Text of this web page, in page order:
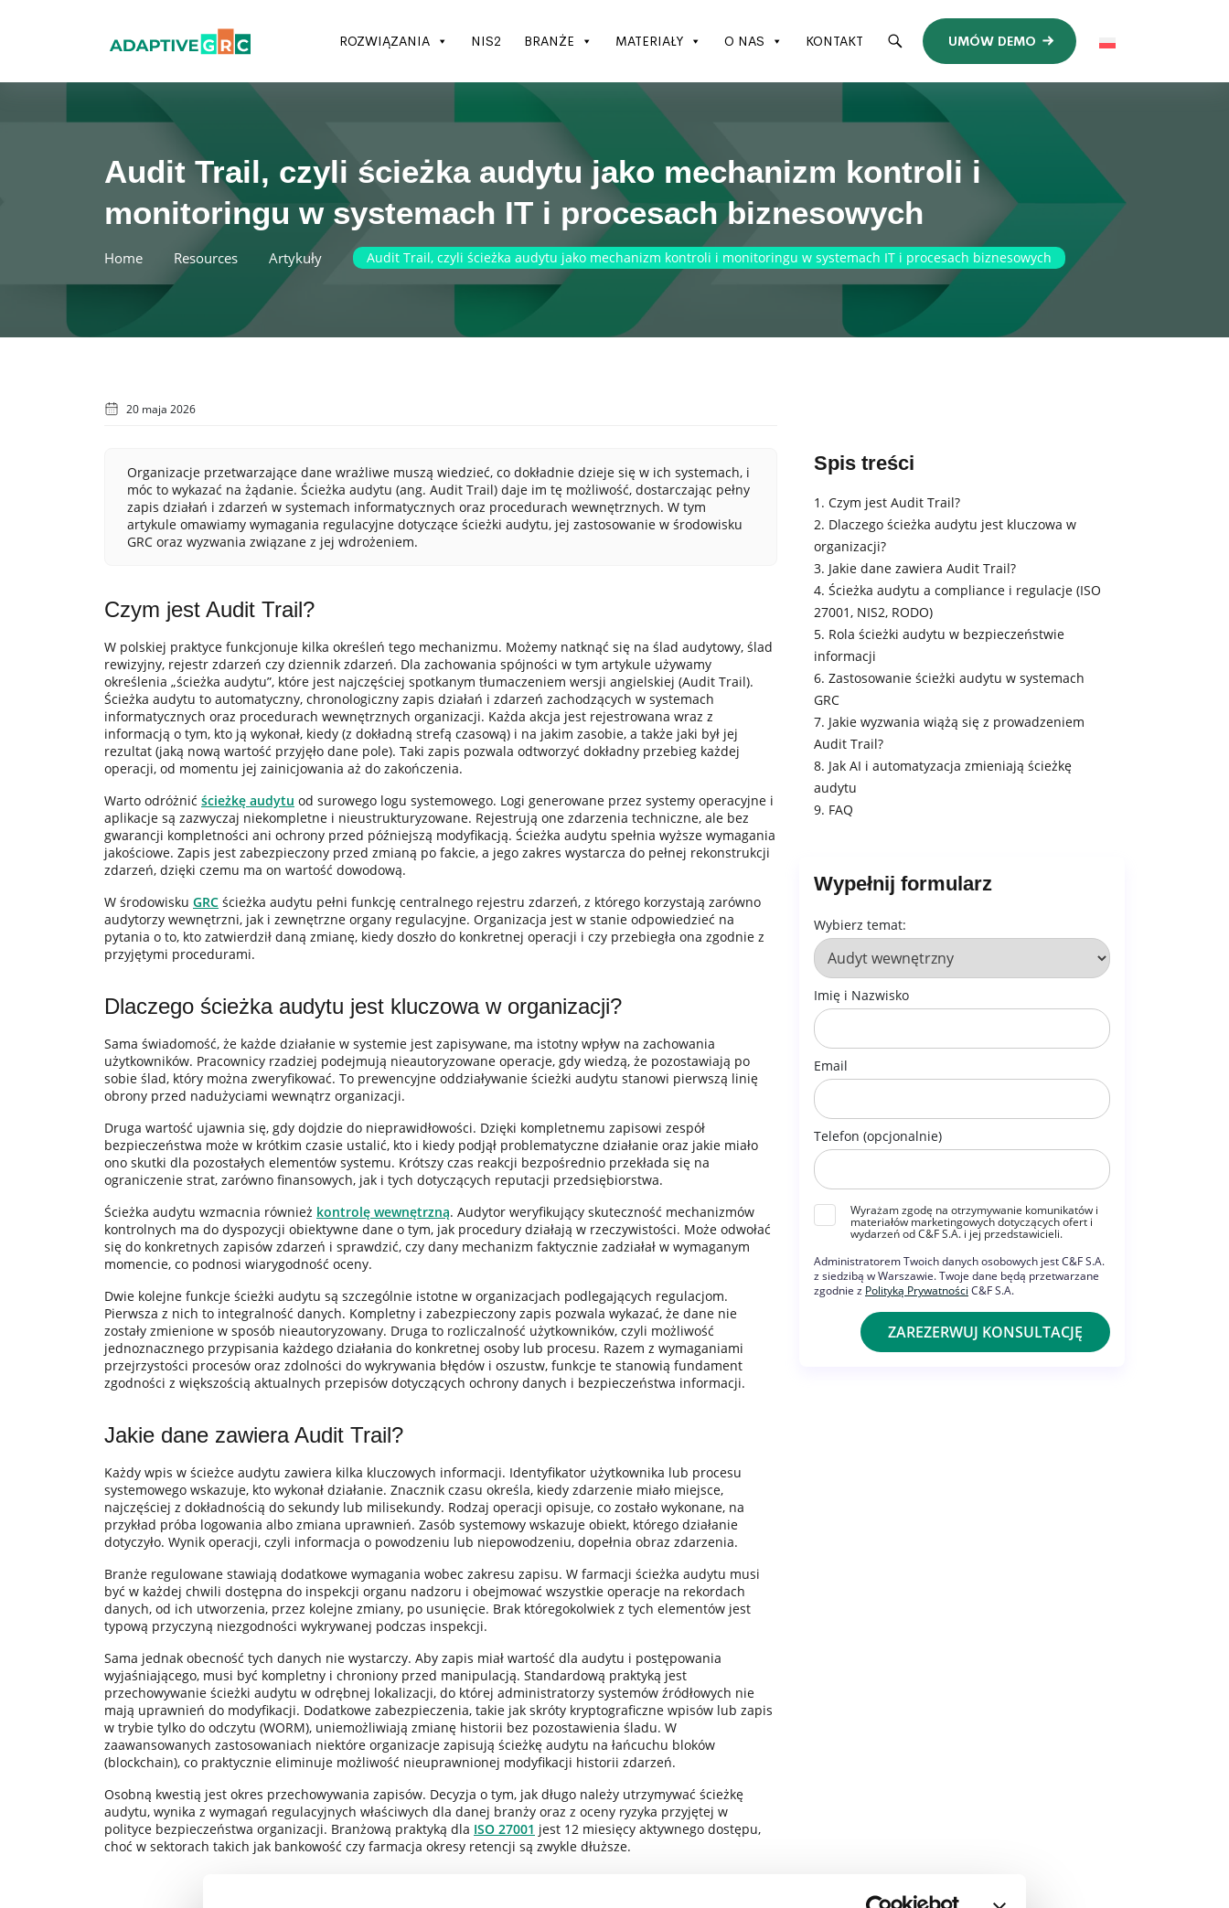
ROZWIĄZANIA NIS2 BRANŻE MATERIAŁY O NAS KONTAKT UMÓW DEMO
Audit Trail, czyli ścieżka audytu jako mechanizm kontroli i
monitoringu w systemach IT i procesach biznesowych
Home Resources Artykuły Audit Trail, czyli ścieżka audytu jako mechanizm kontroli i monitoringu w systemach IT i procesach biznesowych
20 maja 2026
Organizacje przetwarzające dane wrażliwe muszą wiedzieć, co dokładnie dzieje się w ich systemach, i
móc to wykazać na żądanie. Ścieżka audytu (ang. Audit Trail) daje im tę możliwość, dostarczając pełny
zapis działań i zdarzeń w systemach informatycznych oraz procedurach wewnętrznych. W tym
artykule omawiamy wymagania regulacyjne dotyczące ścieżki audytu, jej zastosowanie w środowisku
GRC oraz wyzwania związane z jej wdrożeniem.
Czym jest Audit Trail?
W polskiej praktyce funkcjonuje kilka określeń tego mechanizmu. Możemy natknąć się na ślad audytowy, ślad
rewizyjny, rejestr zdarzeń czy dziennik zdarzeń. Dla zachowania spójności w tym artykule używamy
określenia „ścieżka audytu”, które jest najczęściej spotkanym tłumaczeniem wersji angielskiej (Audit Trail).
Ścieżka audytu to automatyczny, chronologiczny zapis działań i zdarzeń zachodzących w systemach
informatycznych oraz procedurach wewnętrznych organizacji. Każda akcja jest rejestrowana wraz z
informacją o tym, kto ją wykonał, kiedy (z dokładną strefą czasową) i na jakim zasobie, a także jaki był jej
rezultat (jaką nową wartość przyjęło dane pole). Taki zapis pozwala odtworzyć dokładny przebieg każdej
operacji, od momentu jej zainicjowania aż do zakończenia.
Warto odróżnić ścieżkę audytu od surowego logu systemowego. Logi generowane przez systemy operacyjne i
aplikacje są zazwyczaj niekompletne i nieustrukturyzowane. Rejestrują one zdarzenia techniczne, ale bez
gwarancji kompletności ani ochrony przed późniejszą modyfikacją. Ścieżka audytu spełnia wyższe wymagania
jakościowe. Zapis jest zabezpieczony przed zmianą po fakcie, a jego zakres wystarcza do pełnej rekonstrukcji
zdarzeń, dzięki czemu ma on wartość dowodową.
W środowisku GRC ścieżka audytu pełni funkcję centralnego rejestru zdarzeń, z którego korzystają zarówno
audytorzy wewnętrzni, jak i zewnętrzne organy regulacyjne. Organizacja jest w stanie odpowiedzieć na
pytania o to, kto zatwierdził daną zmianę, kiedy doszło do konkretnej operacji i czy przebiegła ona zgodnie z
przyjętymi procedurami.
Dlaczego ścieżka audytu jest kluczowa w organizacji?
Sama świadomość, że każde działanie w systemie jest zapisywane, ma istotny wpływ na zachowania
użytkowników. Pracownicy rzadziej podejmują nieautoryzowane operacje, gdy wiedzą, że pozostawiają po
sobie ślad, który można zweryfikować. To prewencyjne oddziaływanie ścieżki audytu stanowi pierwszą linię
obrony przed nadużyciami wewnątrz organizacji.
Druga wartość ujawnia się, gdy dojdzie do nieprawidłowości. Dzięki kompletnemu zapisowi zespół
bezpieczeństwa może w krótkim czasie ustalić, kto i kiedy podjął problematyczne działanie oraz jakie miało
ono skutki dla pozostałych elementów systemu. Krótszy czas reakcji bezpośrednio przekłada się na
ograniczenie strat, zarówno finansowych, jak i tych dotyczących reputacji przedsiębiorstwa.
Ścieżka audytu wzmacnia również kontrolę wewnętrzną. Audytor weryfikujący skuteczność mechanizmów
kontrolnych ma do dyspozycji obiektywne dane o tym, jak procedury działają w rzeczywistości. Może odwołać
się do konkretnych zapisów zdarzeń i sprawdzić, czy dany mechanizm faktycznie zadziałał w wymaganym
momencie, co podnosi wiarygodność oceny.
Dwie kolejne funkcje ścieżki audytu są szczególnie istotne w organizacjach podlegających regulacjom.
Pierwsza z nich to integralność danych. Kompletny i zabezpieczony zapis pozwala wykazać, że dane nie
zostały zmienione w sposób nieautoryzowany. Druga to rozliczalność użytkowników, czyli możliwość
jednoznacznego przypisania każdego działania do konkretnej osoby lub procesu. Razem z wymaganiami
przejrzystości procesów oraz zdolności do wykrywania błędów i oszustw, funkcje te stanowią fundament
zgodności z większością aktualnych przepisów dotyczących ochrony danych i bezpieczeństwa informacji.
Jakie dane zawiera Audit Trail?
Każdy wpis w ścieżce audytu zawiera kilka kluczowych informacji. Identyfikator użytkownika lub procesu
systemowego wskazuje, kto wykonał działanie. Znacznik czasu określa, kiedy zdarzenie miało miejsce,
najczęściej z dokładnością do sekundy lub milisekundy. Rodzaj operacji opisuje, co zostało wykonane, na
przykład próba logowania albo zmiana uprawnień. Zasób systemowy wskazuje obiekt, którego działanie
dotyczyło. Wynik operacji, czyli informacja o powodzeniu lub niepowodzeniu, dopełnia obraz zdarzenia.
Branże regulowane stawiają dodatkowe wymagania wobec zakresu zapisu. W farmacji ścieżka audytu musi
być w każdej chwili dostępna do inspekcji organu nadzoru i obejmować wszystkie operacje na rekordach
danych, od ich utworzenia, przez kolejne zmiany, po usunięcie. Brak któregokolwiek z tych elementów jest
typową przyczyną niezgodności wykrywanej podczas inspekcji.
Sama jednak obecność tych danych nie wystarczy. Aby zapis miał wartość dla audytu i postępowania
wyjaśniającego, musi być kompletny i chroniony przed manipulacją. Standardową praktyką jest
przechowywanie ścieżki audytu w odrębnej lokalizacji, do której administratorzy systemów źródłowych nie
mają uprawnień do modyfikacji. Dodatkowe zabezpieczenia, takie jak skróty kryptograficzne wpisów lub zapis
w trybie tylko do odczytu (WORM), uniemożliwiają zmianę historii bez pozostawienia śladu. W
zaawansowanych zastosowaniach niektóre organizacje zapisują ścieżkę audytu na łańcuchu bloków
(blockchain), co praktycznie eliminuje możliwość nieuprawnionej modyfikacji historii zdarzeń.
Osobną kwestią jest okres przechowywania zapisów. Decyzja o tym, jak długo należy utrzymywać ścieżkę
audytu, wynika z wymagań regulacyjnych właściwych dla danej branży oraz z oceny ryzyka przyjętej w
polityce bezpieczeństwa organizacji. Branżową praktyką dla ISO 27001 jest 12 miesięcy aktywnego dostępu,
choć w sektorach takich jak bankowość czy farmacja okresy retencji są zwykle dłuższe.
Spis treści
1. Czym jest Audit Trail?
2. Dlaczego ścieżka audytu jest kluczowa w
organizacji?
3. Jakie dane zawiera Audit Trail?
4. Ścieżka audytu a compliance i regulacje (ISO
27001, NIS2, RODO)
5. Rola ścieżki audytu w bezpieczeństwie
informacji
6. Zastosowanie ścieżki audytu w systemach
GRC
7. Jakie wyzwania wiążą się z prowadzeniem
Audit Trail?
8. Jak AI i automatyzacja zmieniają ścieżkę
audytu
9. FAQ
Wypełnij formularz
Wybierz temat:
Imię i Nazwisko
Email
Telefon (opcjonalnie)
Wyrażam zgodę na otrzymywanie komunikatów i
materiałów marketingowych dotyczących ofert i
wydarzeń od C&F S.A. i jej przedstawicieli.
Administratorem Twoich danych osobowych jest C&F S.A.
z siedzibą w Warszawie. Twoje dane będą przetwarzane
zgodnie z Polityką Prywatności C&F S.A.
ZAREZERWUJ KONSULTACJĘ